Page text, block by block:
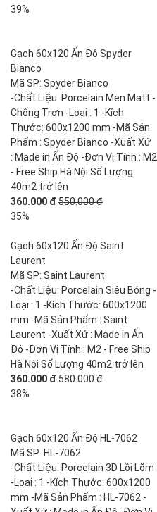
39%
Gạch 60x120 Ấn Độ Spyder
Bianco
Mã SP: Spyder Bianco
-Chất Liệu: Porcelain Men Matt -
Chống Trơn -Loại : 1 -Kích
Thước: 600x1200 mm -Mã Sản
Phẩm : Spyder Bianco -Xuất Xứ
: Made in Ấn Độ -Đơn Vị Tính : M2
- Free Ship Hà Nội Số Lượng
40m2 trở lên
360.000 đ 550.000 đ
35%
Gạch 60x120 Ấn Độ Saint
Laurent
Mã SP: Saint Laurent
-Chất Liệu: Porcelain Siêu Bóng -
Loại : 1 -Kích Thước: 600x1200
mm -Mã Sản Phẩm : Saint
Laurent -Xuất Xứ : Made in Ấn
Độ -Đơn Vị Tính : M2 - Free Ship
Hà Nội Số Lượng 40m2 trở lên
360.000 đ 580.000 đ
38%
Gạch 60x120 Ấn Độ HL-7062
Mã SP: HL-7062
-Chất Liệu: Porcelain 3D Lồi Lõm
-Loại : 1 -Kích Thước: 600x1200
mm -Mã Sản Phẩm : HL-7062 -